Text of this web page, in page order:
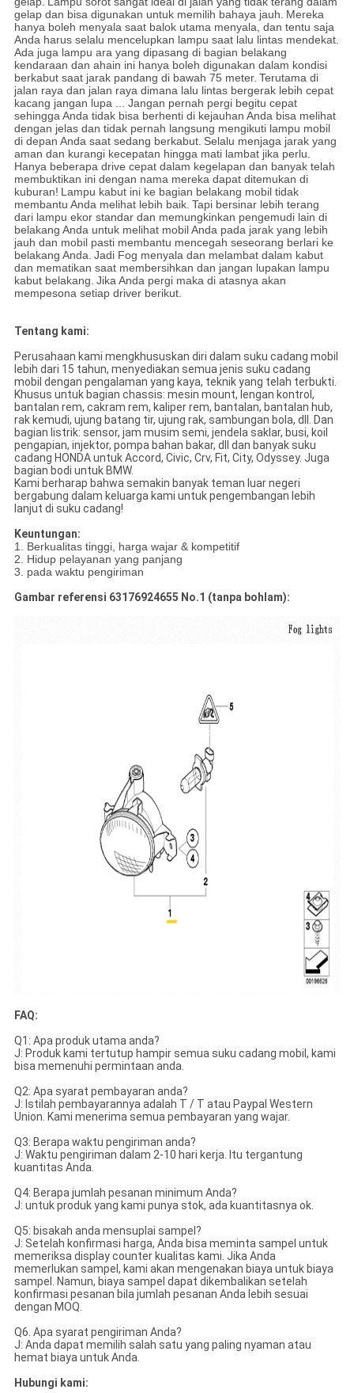
gelap dan bisa digunakan untuk memilih bahaya jauh. Mereka
hanya boleh menyala saat balok utama menyala, dan tentu saja
Anda harus selalu mencelupkan lampu saat lalu lintas mendekat.
Ada juga lampu ara yang dipasang di bagian belakang
kendaraan dan ahain ini hanya boleh digunakan dalam kondisi
berkabut saat jarak pandang di bawah 75 meter. Terutama di
jalan raya dan jalan raya dimana lalu lintas bergerak lebih cepat
kacang jangan lupa ... Jangan pernah pergi begitu cepat
sehingga Anda tidak bisa berhenti di kejauhan Anda bisa melihat
dengan jelas dan tidak pernah langsung mengikuti lampu mobil
di depan Anda saat sedang berkabut. Selalu menjaga jarak yang
aman dan kurangi kecepatan hingga mati lambat jika perlu.
Hanya beberapa drive cepat dalam kegelapan dan banyak telah
membuktikan ini dengan nama mereka dapat ditemukan di
kuburan! Lampu kabut ini ke bagian belakang mobil tidak
membantu Anda melihat lebih baik. Tapi bersinar lebih terang
dari lampu ekor standar dan memungkinkan pengemudi lain di
belakang Anda untuk melihat mobil Anda pada jarak yang lebih
jauh dan mobil pasti membantu mencegah seseorang berlari ke
belakang Anda. Jadi Fog menyala dan melambat dalam kabut
dan mematikan saat membersihkan dan jangan lupakan lampu
kabut belakang. Jika Anda pergi maka di atasnya akan
mempesona setiap driver berikut.
Tentang kami:
Perusahaan kami mengkhususkan diri dalam suku cadang mobil
lebih dari 15 tahun, menyediakan semua jenis suku cadang
mobil dengan pengalaman yang kaya, teknik yang telah terbukti.
Khusus untuk bagian chassis: mesin mount, lengan kontrol,
bantalan rem, cakram rem, kaliper rem, bantalan, bantalan hub,
rak kemudi, ujung batang tir, ujung rak, sambungan bola, dll. Dan
bagian listrik: sensor, jam musim semi, jendela saklar, busi, koil
pengapian, injektor, pompa bahan bakar, dll dan banyak suku
cadang HONDA untuk Accord, Civic, Crv, Fit, City, Odyssey. Juga
bagian bodi untuk BMW.
Kami berharap bahwa semakin banyak teman luar negeri
bergabung dalam keluarga kami untuk pengembangan lebih
lanjut di suku cadang!
Keuntungan:
1. Berkualitas tinggi, harga wajar & kompetitif
2. Hidup pelayanan yang panjang
3. pada waktu pengiriman
Gambar referensi 63176924655 No.1 (tanpa bohlam):
FAQ:
Q1: Apa produk utama anda?
J: Produk kami tertutup hampir semua suku cadang mobil, kami
bisa memenuhi permintaan anda.
Q2: Apa syarat pembayaran anda?
J: Istilah pembayarannya adalah T / T atau Paypal Western
Union. Kami menerima semua pembayaran yang wajar.
Q3: Berapa waktu pengiriman anda?
J: Waktu pengiriman dalam 2-10 hari kerja. Itu tergantung
kuantitas Anda.
Q4: Berapa jumlah pesanan minimum Anda?
J: untuk produk yang kami punya stok, ada kuantitasnya ok.
Q5: bisakah anda mensuplai sampel?
J: Setelah konfirmasi harga, Anda bisa meminta sampel untuk
memeriksa display counter kualitas kami. Jika Anda
memerlukan sampel, kami akan mengenakan biaya untuk biaya
sampel. Namun, biaya sampel dapat dikembalikan setelah
konfirmasi pesanan bila jumlah pesanan Anda lebih sesuai
dengan MOQ.
Q6. Apa syarat pengiriman Anda?
J: Anda dapat memilih salah satu yang paling nyaman atau
hemat biaya untuk Anda.
Hubungi kami: